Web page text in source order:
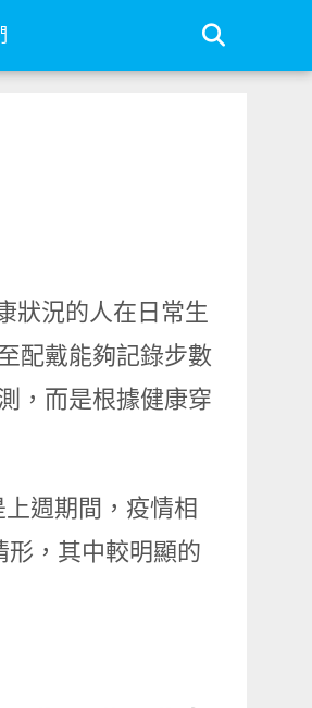
狀況的人在日常生
配戴能夠記錄步數
，而是根據健康穿
週期間，疫情相
形，其中較明顯的